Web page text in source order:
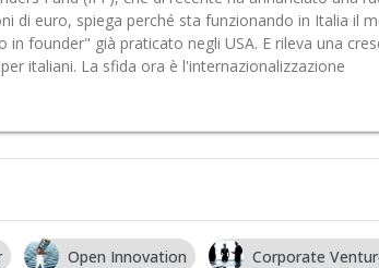
di euro, spiega perché sta funzionando in Italia il
in founder" già praticato negli USA. E rileva una
italiani. La sfida ora è l'internazionalizzazione
Open Innovation Corporate